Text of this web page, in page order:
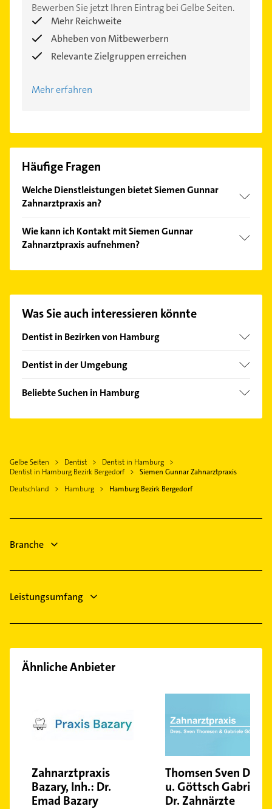
Bewerben Sie jetzt Ihren Eintrag bei Gelbe Seiten.
Mehr Reichweite
Abheben von Mitbewerbern
Relevante Zielgruppen erreichen
Mehr erfahren
Häufige Fragen
Welche Dienstleistungen bietet Siemen Gunnar
Zahnarztpraxis an?
Zahnarzt, Ästhetische Zahnheilkunde, Amalgam-
Füllung und Brücken.
Wie kann ich Kontakt mit Siemen Gunnar
Zahnarztpraxis aufnehmen?
Hier finden Sie alleKontaktdaten
Was Sie auch interessieren könnte
Dentist in Bezirken von Hamburg
Bezirk Altona
Bezirk Hamburg-Mitte
Hamburg-Altstadt
Dentist in der Umgebung
Wentorf bei Hamburg
Glinde Kreis Stormarn
Geesthacht
Stelle Kreis Harburg
Seevetal
Schwarzenbek
Beliebte Suchen in Hamburg
Bauunternehmen
Elektro Reparatur
Logopädie
Steuerberater
Gelbe Seiten Dentist
Dentist in Hamburg
Dentist in Hamburg Bezirk Bergedorf
Siemen Gunnar Zahnarztpraxis
Deutschland
Hamburg Hamburg Bezirk Bergedorf
Branche
Leistungsumfang
Ähnliche Anbieter
Zahnarztpraxis
Bazary, Inh.: Dr.
Emad Bazary
Thomsen Sven Dr.
u. Göttsch Gabriele
Dr. Zahnärzte